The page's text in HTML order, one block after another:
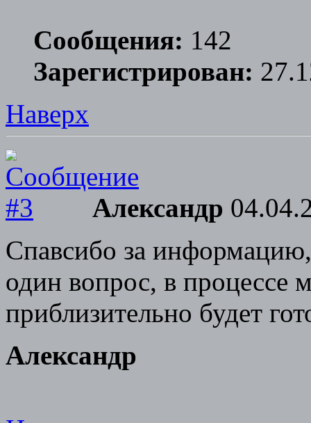
Сообщения: 142
Зарегистрирован:
Наверх
Александр
Спавсибо за
один вопрос, в процессе
приблизительно будет
Александр